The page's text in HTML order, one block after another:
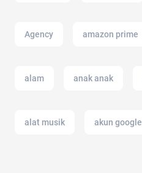
Agency amazon prime
alam anak anak
alat musik akun google